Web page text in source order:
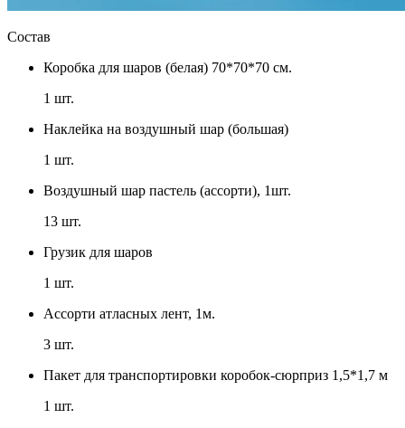
Состав
Коробка для шаров (белая) 70*70*70 см.
1 шт.
Наклейка на воздушный шар (большая)
1 шт.
Воздушный шар пастель (ассорти), 1шт.
13 шт.
Грузик для шаров
1 шт.
Ассорти атласных лент, 1м.
3 шт.
Пакет для транспортировки коробок-сюрприз 1,5*1,7 м
1 шт.